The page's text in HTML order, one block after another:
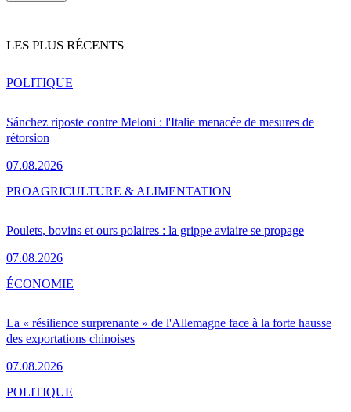
LES PLUS RÉCENTS
Sánchez riposte contre Meloni : l'Italie menacée de mesures de
rétorsion
07.08.2026
POLITIQUE
Poulets, bovins et ours polaires : la grippe aviaire se propage
07.08.2026
PROAGRICULTURE & ALIMENTATION
La « résilience surprenante » de l'Allemagne face à la forte hausse
des exportations chinoises
07.08.2026
ÉCONOMIE
POLITIQUE